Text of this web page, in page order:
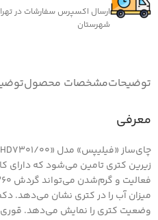
ارسال اکسپرس سفارشات در
شهرستان
توضیحاتمشخصات محصول
معرفی
زیرین کتری تامین می‌شود که دارای
میزان آب را در کتری نشان می‌دهد.